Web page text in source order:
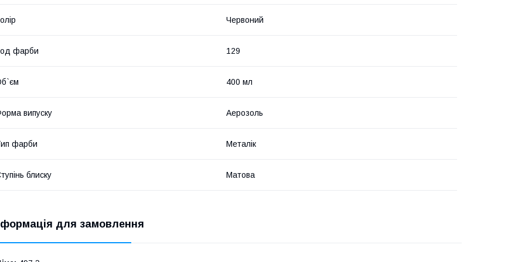
Червоний
фарби 129
400 мл
випуску Аерозоль
фарби Металік
блиску Матова
для замовлення